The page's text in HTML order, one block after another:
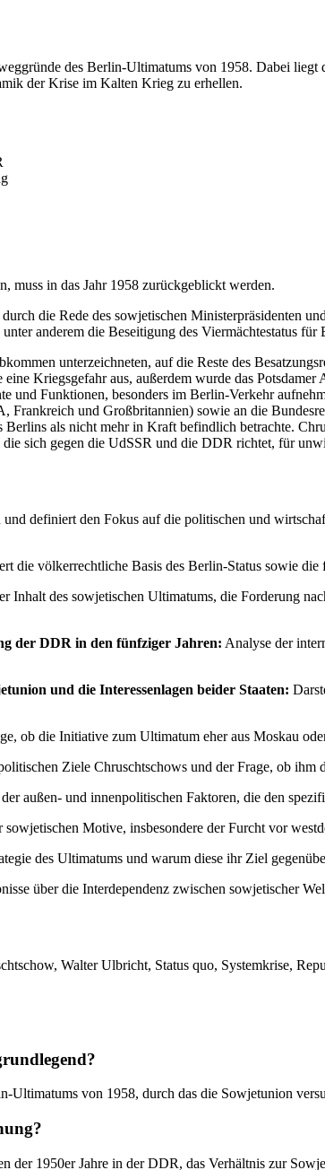
des Berlin-Ultimatums von 1958. Dabei
der Krise im Kalten Krieg zu erhellen.
muss in das Jahr 1958 zurückgeblickt werden.
die Rede des sowjetischen Ministerpräsidenten
anderem die Beseitigung des Viermächtestatus für
unterzeichneten, auf die Reste des
Kriegsgefahr aus, außerdem wurde das
und Funktionen, besonders im Berlin-Verkehr
Frankreich und Großbritannien) sowie an die
als nicht mehr in Kraft befindlich betrachte.
sich gegen die UdSSR und die DDR richtet, für
definiert den Fokus auf die politischen und
die völkerrechtliche Basis des Berlin-Status sowie
Inhalt des sowjetischen Ultimatums, die Forderung
der DDR in den fünfziger Jahren: Analyse der
und die Interessenlagen beider Staaten:
ob die Initiative zum Ultimatum eher aus Moskau
Ziele Chruschtschows und der Frage, ob ihm
außen- und innenpolitischen Faktoren, die den
sowjetischen Motive, insbesondere der Furcht vor
des Ultimatums und warum diese ihr Ziel
über die Interdependenz zwischen sowjetischer
Walter Ulbricht, Status quo, Systemkrise,
von 1958, durch das die Sowjetunion
der 1950er Jahre in der DDR, das Verhältnis zur